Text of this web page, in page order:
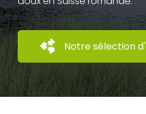
Notre sélection